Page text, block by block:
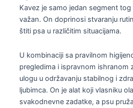
Kavez je samo jedan segment
važan. On doprinosi stvaranju
štiti psa u različitim situacijama.
U kombinaciji sa pravilnom
pregledima i ispravnom ishranom
ulogu u održavanju stabilnog i
ljubimca. On je alat koji vlasniku
svakodnevne zadatke, a psu